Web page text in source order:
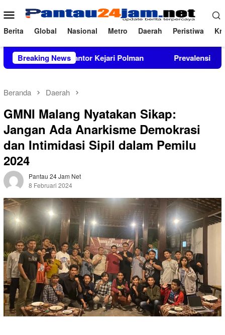
ke
konten
Menu
Mobile
Berita Global Nasional Metro Daerah Peristiwa
Breaking News
di Kantor Kejari Polman Prevalensi Penyalahguna
Beranda Daerah
GMNI Malang Nyatakan Sikap:
Jangan Ada Anarkisme Demokrasi
dan Intimidasi Sipil dalam Pemilu
2024
Pantau 24 Jam Net
8 Februari 2024